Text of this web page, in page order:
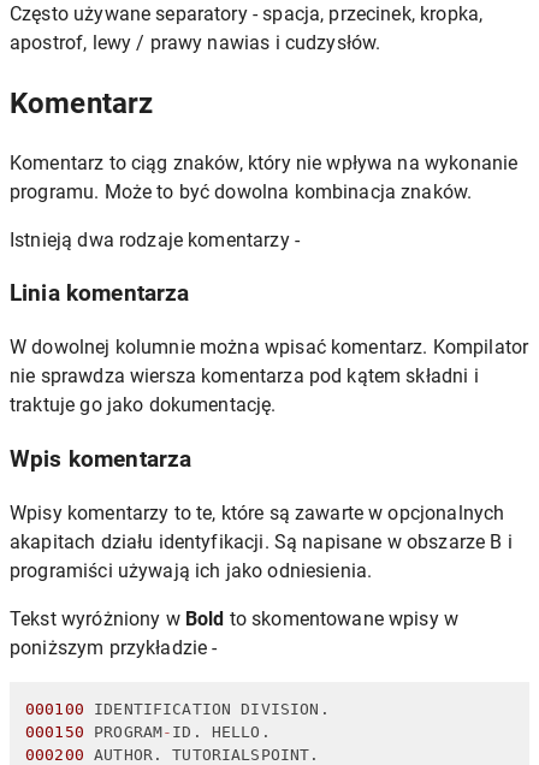
Często używane separatory - spacja, przecinek, kropka,
apostrof, lewy / prawy nawias i cudzysłów.
Komentarz
Komentarz to ciąg znaków, który nie wpływa na wykonanie
programu. Może to być dowolna kombinacja znaków.
Istnieją dwa rodzaje komentarzy -
Linia komentarza
W dowolnej kolumnie można wpisać komentarz. Kompilator
nie sprawdza wiersza komentarza pod kątem składni i
traktuje go jako dokumentację.
Wpis komentarza
Wpisy komentarzy to te, które są zawarte w opcjonalnych
akapitach działu identyfikacji. Są napisane w obszarze B i
programiści używają ich jako odniesienia.
Tekst wyróżniony w Bold to skomentowane wpisy w
poniższym przykładzie -
000100 IDENTIFICATION
000150 PROGRAM- ID.
000200 AUTHOR.